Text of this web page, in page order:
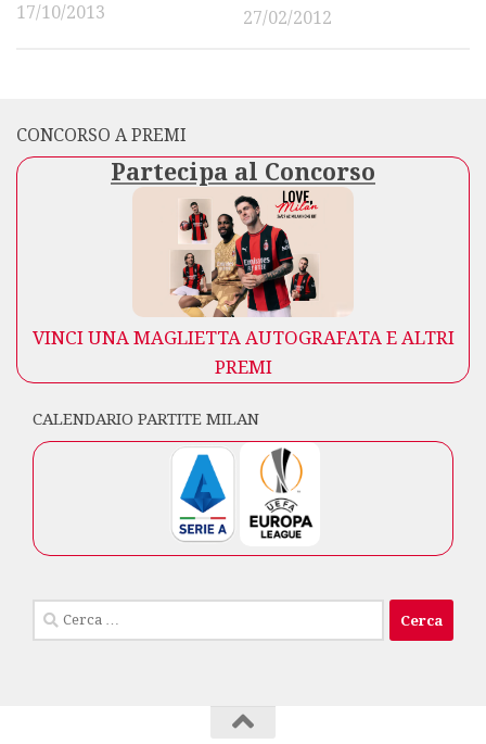
17/10/2013 27/02/2012
CONCORSO A PREMI
Partecipa al Concorso
VINCI UNA MAGLIETTA AUTOGRAFATA E ALTRI
PREMI
CALENDARIO PARTITE MILAN
Ricerca
per: